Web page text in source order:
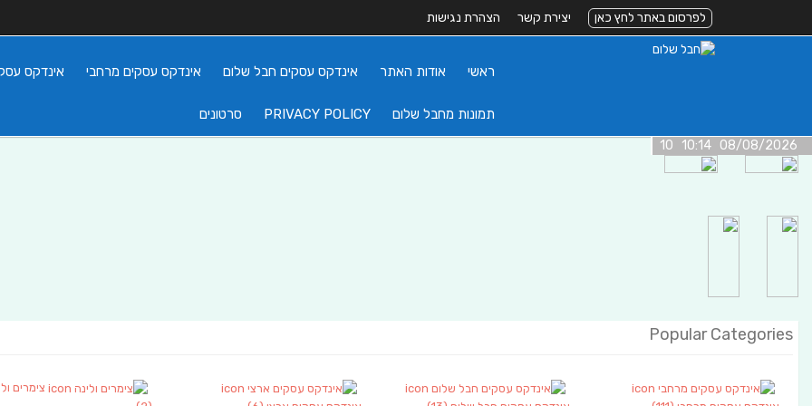
לפרסום באתר לחץ כאן יצירת קשר הצהרת נגישות
ראשי אודות האתר אינדקס עסקים חבל שלום אינדקס עסקים מרחבי אינדקס
תמונות מחבל שלום PRIVACY POLICY סרטונים
08/08/2026 10:14 10
Popular Categories
צימרים